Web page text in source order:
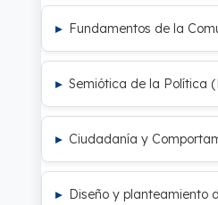
Fundamentos de la
Semiótica de la Política
Ciudadanía y
Diseño y planteamiento